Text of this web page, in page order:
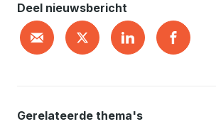
Deel nieuwsbericht
Gerelateerde thema's